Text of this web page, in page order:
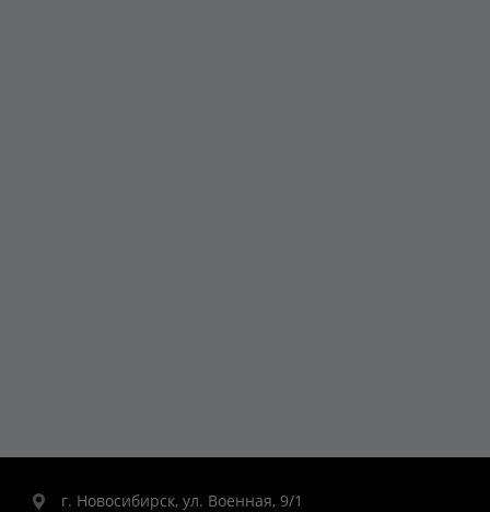
г. Новосибирск, ул. Военная, 9/1